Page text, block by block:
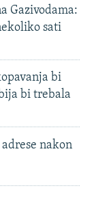
Gazivodama:
sati
bi
bi trebala
nakon